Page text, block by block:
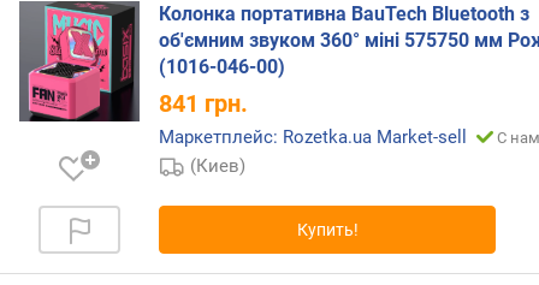
н
и
я
S
P
(
)
Колонка портативна BauTech Bluetooth з
об'ємним звуком 360° міні 575750 мм
(1016-046-00)
841 грн.
Маркетплейс: Rozetka.ua Market-sell С
(Киев)
Купить!